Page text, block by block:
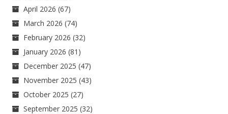
April 2026 (67)
March 2026 (74)
February 2026 (32)
January 2026 (81)
December 2025 (47)
November 2025 (43)
October 2025 (27)
September 2025 (32)